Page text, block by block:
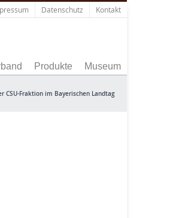
Datenschutz Kontakt
Produkte Museum
CSU-Fraktion im Bayerischen Landtag